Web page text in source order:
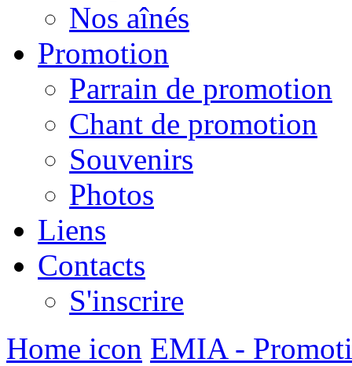
Nos aînés
Promotion
Parrain de promotion
Chant de promotion
Souvenirs
Photos
Liens
Contacts
S'inscrire
Home icon EMIA -